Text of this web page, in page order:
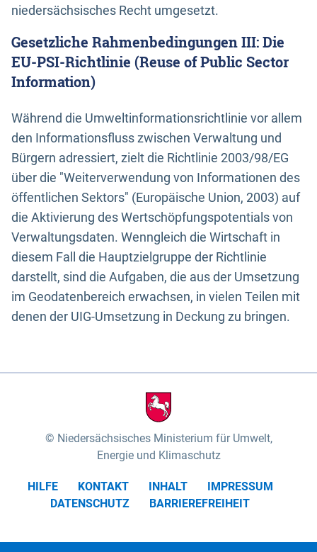
niedersächsisches Recht umgesetzt.
Gesetzliche Rahmenbedingungen III: Die
EU-PSI-Richtlinie (Reuse of Public Sector
Information)
Während die Umweltinformationsrichtlinie vor allem
den Informationsfluss zwischen Verwaltung und
Bürgern adressiert, zielt die Richtlinie 2003/98/EG
über die "Weiterverwendung von Informationen des
öffentlichen Sektors" (Europäische Union, 2003) auf
die Aktivierung des Wertschöpfungspotentials von
Verwaltungsdaten. Wenngleich die Wirtschaft in
diesem Fall die Hauptzielgruppe der Richtlinie
darstellt, sind die Aufgaben, die aus der Umsetzung
im Geodatenbereich erwachsen, in vielen Teilen mit
denen der UIG-Umsetzung in Deckung zu bringen.
Niedersächsisches Ministerium für Umwelt,
Energie und Klimaschutz
HILFE KONTAKT INHALT
IMPRESSUM
DATENSCHUTZ
BARRIEREFREIHEIT